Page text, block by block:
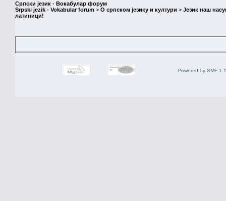
Српски језик - Вокабулар форум
Srpski jezik - Vokabular forum > О српском језику и култури > Језик наш
латиници!
Powered by SMF